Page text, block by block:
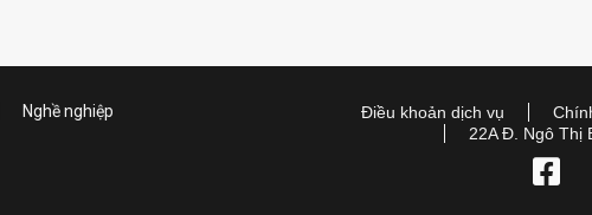
Nghề nghiệp
Điều khoản dịch vụ
22A Đ. Ngô Thị